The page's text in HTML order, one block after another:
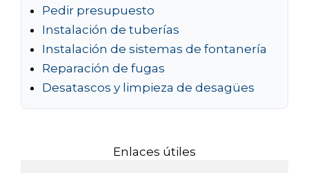
Pedir presupuesto
Instalación de tuberías
Instalación de sistemas de fontanería
Reparación de fugas
Desatascos y limpieza de desagües
Enlaces útiles